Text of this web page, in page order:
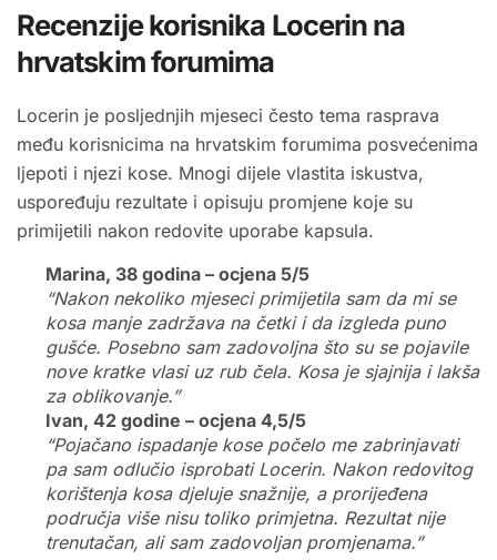
Recenzije korisnika Locerin na
hrvatskim forumima
Locerin je posljednjih mjeseci često tema rasprava
među korisnicima na hrvatskim forumima posvećenima
ljepoti i njezi kose. Mnogi dijele vlastita iskustva,
uspoređuju rezultate i opisuju promjene koje su
primijetili nakon redovite uporabe kapsula.
Marina, 38 godina – ocjena 5/5
“Nakon nekoliko mjeseci primijetila sam da mi se
kosa manje zadržava na četki i da izgleda puno
gušće. Posebno sam zadovoljna što su se pojavile
nove kratke vlasi uz rub čela. Kosa je sjajnija i lakša
za oblikovanje.”
Ivan, 42 godine – ocjena 4,5/5
“Pojačano ispadanje kose počelo me zabrinjavati
pa sam odlučio isprobati Locerin. Nakon redovitog
korištenja kosa djeluje snažnije, a prorijeđena
područja više nisu toliko primjetna. Rezultat nije
trenutačan, ali sam zadovoljan promjenama.”